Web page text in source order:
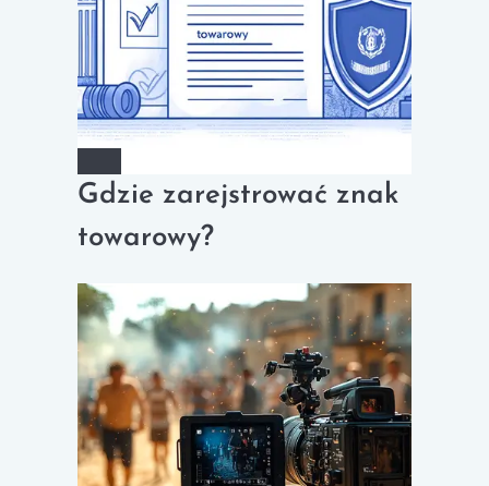
Gdzie zarejstrować znak
towarowy?